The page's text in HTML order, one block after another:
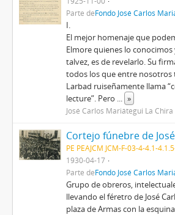
Parte deFondo José Carlos
I.
El mejor homenaje que
Elmore quienes lo
talvez, es de revelarlo. Su
todos los que entre nosotros
Larbad ruiseñamente llama
lecture”. Pero ... »
José Carlos Mariátegui La Chira
PE PEAJCM JCM-F-03-4-4.1-
1930-04-17
Parte deFondo José Carlos
Grupo de obreros,
llevando el féretro de José
plaza de Armas con la